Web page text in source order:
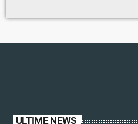
ULTIME NEWS